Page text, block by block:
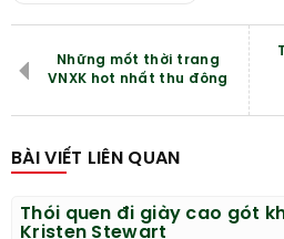
Những mốt thời trang
VNXK hot nhất thu đông
BÀI VIẾT LIÊN QUAN
Thói quen đi giày cao gót
Kristen Stewart